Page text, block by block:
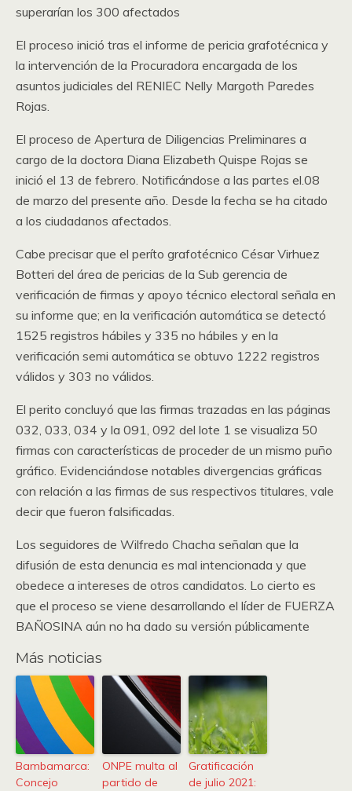
superarían los 300 afectados
El proceso inició tras el informe de pericia grafotécnica y
la intervención de la Procuradora encargada de los
asuntos judiciales del RENIEC Nelly Margoth Paredes
Rojas.
El proceso de Apertura de Diligencias Preliminares a
cargo de la doctora Diana Elizabeth Quispe Rojas se
inició el 13 de febrero. Notificándose a las partes el.08
de marzo del presente año. Desde la fecha se ha citado
a los ciudadanos afectados.
Cabe precisar que el períto grafotécnico César Virhuez
Botteri del área de pericias de la Sub gerencia de
verificación de firmas y apoyo técnico electoral señala en
su informe que; en la verificación automática se detectó
1525 registros hábiles y 335 no hábiles y en la
verificación semi automática se obtuvo 1222 registros
válidos y 303 no válidos.
El perito concluyó que las firmas trazadas en las páginas
032, 033, 034 y la 091, 092 del lote 1 se visualiza 50
firmas con características de proceder de un mismo puño
gráfico. Evidenciándose notables divergencias gráficas
con relación a las firmas de sus respectivos titulares, vale
decir que fueron falsificadas.
Los seguidores de Wilfredo Chacha señalan que la
difusión de esta denuncia es mal intencionada y que
obedece a intereses de otros candidatos. Lo cierto es
que el proceso se viene desarrollando el líder de FUERZA
BAÑOSINA aún no ha dado su versión públicamente
Más noticias
Bambamarca:
Concejo
ONPE multa al
partido de
Gratificación
de julio 2021: